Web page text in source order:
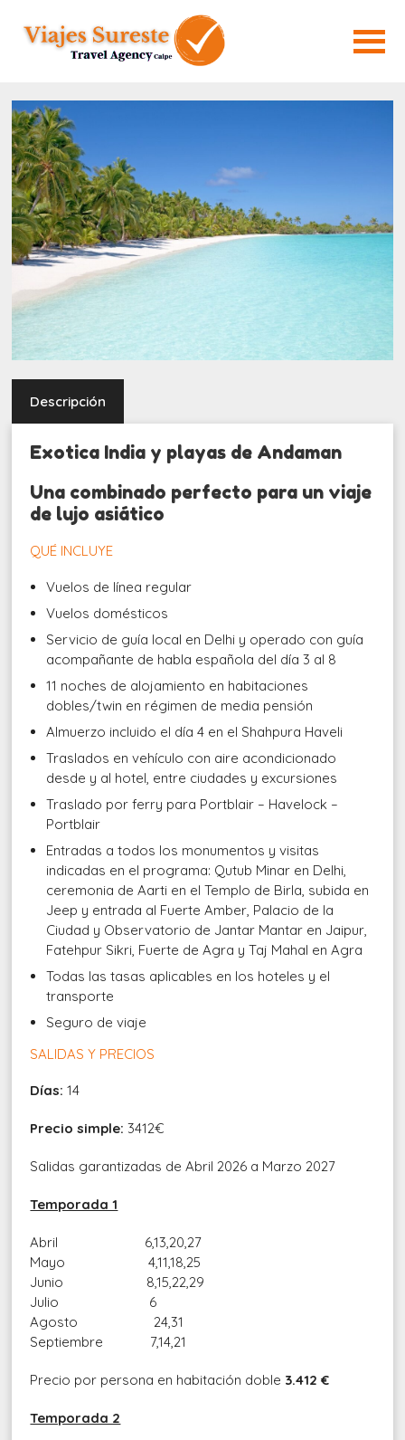
Descripción
Exotica India y playas de Andaman
Una combinado perfecto para un viaje
de lujo asiático
QUÉ INCLUYE
Vuelos de línea regular
Vuelos domésticos
Servicio de guía local en Delhi y operado con guía
acompañante de habla española del día 3 al 8
11 noches de alojamiento en habitaciones
dobles/twin en régimen de media pensión
Almuerzo incluido el día 4 en el Shahpura Haveli
Traslados en vehículo con aire acondicionado
desde y al hotel, entre ciudades y excursiones
Traslado por ferry para Portblair – Havelock –
Portblair
Entradas a todos los monumentos y visitas
indicadas en el programa: Qutub Minar en Delhi,
ceremonia de Aarti en el Templo de Birla, subida en
Jeep y entrada al Fuerte Amber, Palacio de la
Ciudad y Observatorio de Jantar Mantar en Jaipur,
Fatehpur Sikri, Fuerte de Agra y Taj Mahal en Agra
Todas las tasas aplicables en los hoteles y el
transporte
Seguro de viaje
SALIDAS Y PRECIOS
Días: 14
Precio simple: 3412€
Salidas garantizadas de Abril 2026 a Marzo 2027
Temporada 1
Abril 6,13,20,27
Mayo 4,11,18,25
Junio 8,15,22,29
Julio 6
Agosto 24,31
Septiembre 7,14,21
Precio por persona en habitación doble 3.412 €
Temporada 2